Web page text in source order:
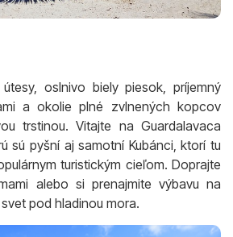
oslnivo biely piesok, príjemný
a okolie plné zvlnených kopcov
trstinou. Vitajte na Guardalavaca
sú pyšní aj samotní Kubánci, ktorí tu
turistickým cieľom. Doprajte
alebo si prenajmite výbavu na
pod hladinou mora.